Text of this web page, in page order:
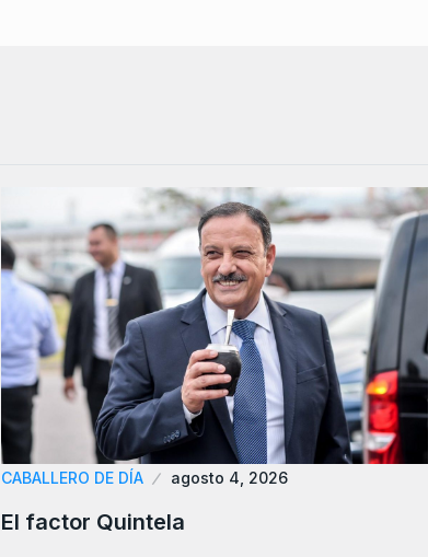
CABALLERO DE DÍA agosto 4, 2026
El factor Quintela